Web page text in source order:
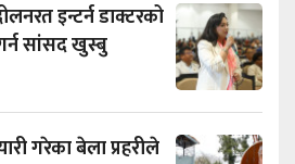
इन्टर्न डाक्टरको
सांसद खुस्बु
गरेका बेला प्रहरीले